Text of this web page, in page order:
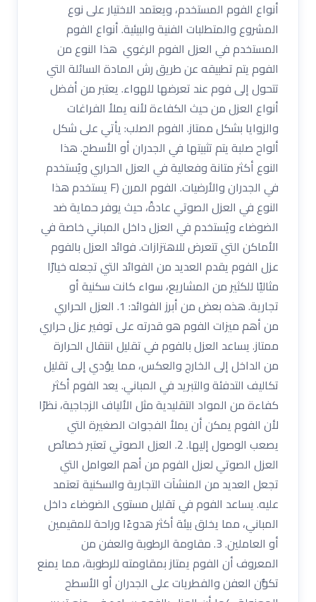
أنواع الفوم المستخدم، ويعتمد الاختيار على نوع
المشروع والمتطلبات الفنية والبيئية. أنواع الفوم
المستخدم في العزل الفوم الرغوي هذا النوع من
الفوم يتم تطبيقه عن طريق رش المادة السائلة التي
تتحول إلى فوم عند تعرضها للهواء. يعتبر من أفضل
أنواع العزل من حيث الكفاءة لأنه يملأ الفراغات
والزوايا بشكل ممتاز. الفوم الصلب: يأتي على شكل
ألواح صلبة يتم تثبيتها في الجدران أو الأسطح. هذا
النوع أكثر متانة وفعالية في العزل الحراري ويُستخدم
في الجدران والأرضيات. الفوم المرن (F يستخدم هذا
النوع في العزل الصوتي عادةً، حيث يوفر حماية ضد
الضوضاء ويُستخدم في العزل داخل المباني خاصة في
الأماكن التي تتعرض للاهتزازات. فوائد العزل بالفوم
عزل الفوم يقدم العديد من الفوائد التي تجعله خيارًا
مثاليًا للكثير من المشاريع، سواء كانت سكنية أو
تجارية. هذه بعض من أبرز الفوائد: 1. العزل الحراري
من أهم ميزات الفوم هو قدرته على توفير عزل حراري
ممتاز. يساعد العزل بالفوم في تقليل انتقال الحرارة
من الداخل إلى الخارج والعكس، مما يؤدي إلى تقليل
تكاليف التدفئة والتبريد في المباني. يعد الفوم أكثر
كفاءة من المواد التقليدية مثل الألياف الزجاجية، نظرًا
لأن الفوم يمكن أن يملأ الفجوات الصغيرة التي
يصعب الوصول إليها. 2. العزل الصوتي تعتبر خصائص
العزل الصوتي لعزل الفوم من أهم العوامل التي
تجعل العديد من المنشآت التجارية والسكنية تعتمد
عليه. يساعد الفوم في تقليل مستوى الضوضاء داخل
المباني، مما يخلق بيئة أكثر هدوءًا وراحة للمقيمين
أو العاملين. 3. مقاومة الرطوبة والعفن من
المعروف أن الفوم يمتاز بمقاومته للرطوبة، مما يمنع
تكوُّن العفن والفطريات على الجدران أو الأسطح